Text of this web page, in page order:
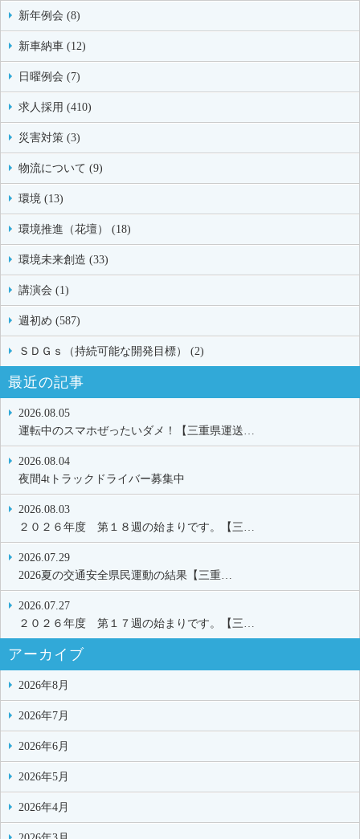
新年例会 (8)
新車納車 (12)
日曜例会 (7)
求人採用 (410)
災害対策 (3)
物流について (9)
環境 (13)
環境推進（花壇） (18)
環境未来創造 (33)
講演会 (1)
週初め (587)
ＳＤＧｓ（持続可能な開発目標） (2)
最近の記事
2026.08.05
運転中のスマホぜったいダメ！【三重県運送…
2026.08.04
夜間4tトラックドライバー募集中
2026.08.03
２０２６年度 第１８週の始まりです。【三…
2026.07.29
2026夏の交通安全県民運動の結果【三重…
2026.07.27
２０２６年度 第１７週の始まりです。【三…
アーカイブ
2026年8月
2026年7月
2026年6月
2026年5月
2026年4月